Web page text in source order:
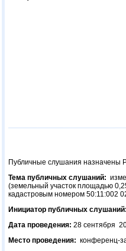
Публичные слушания назначены
Тема публичных слушаний:
(земельный участок площадью
кадастровым номером 50:11:002
Инициатор публичных слушаний:
Дата проведения: 28 сентября
Место проведения: конференц-